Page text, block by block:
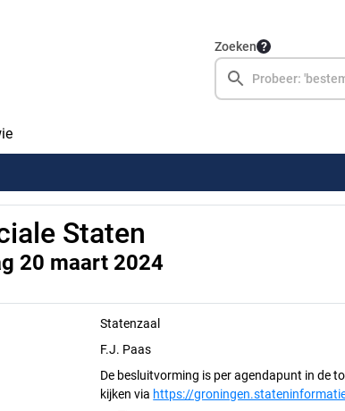
Zoeken
Staten
20 maart 2024
Statenzaal
F.J. Paas
De besluitvorming is per agendapunt in de
kijken via https://